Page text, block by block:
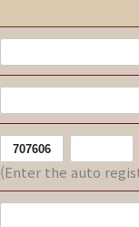
(Enter the auto